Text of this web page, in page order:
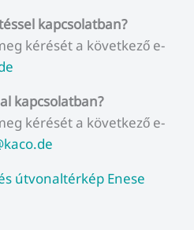
kapcsolatban?
kérését a következő e-
kapcsolatban?
kérését a következő e-
útvonaltérkép Enese